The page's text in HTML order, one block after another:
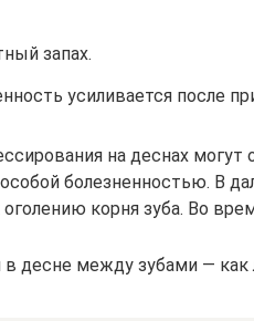
запах.
усиливается после
на деснах
болезненностью. В
оголению корня зуба. Во
в десне между зубами — как